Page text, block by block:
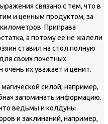
связано с тем, что в
и ценным продуктом, за
Приправа
а потому ее не жалели
ставил на стол полную
своих почетных
очень их уважает и ценит.
силой, например,
запоминать информацию.
ведьмы и колдуны
и заклинаний, например,